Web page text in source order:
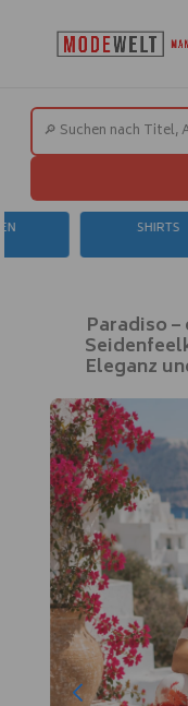
SHIRTS
Paradiso
Eleganz